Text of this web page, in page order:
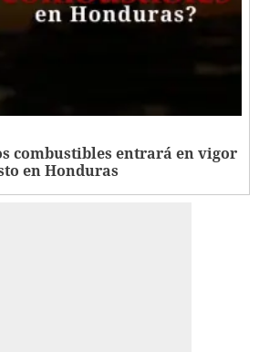
combustibles entrará en vigor
en Honduras